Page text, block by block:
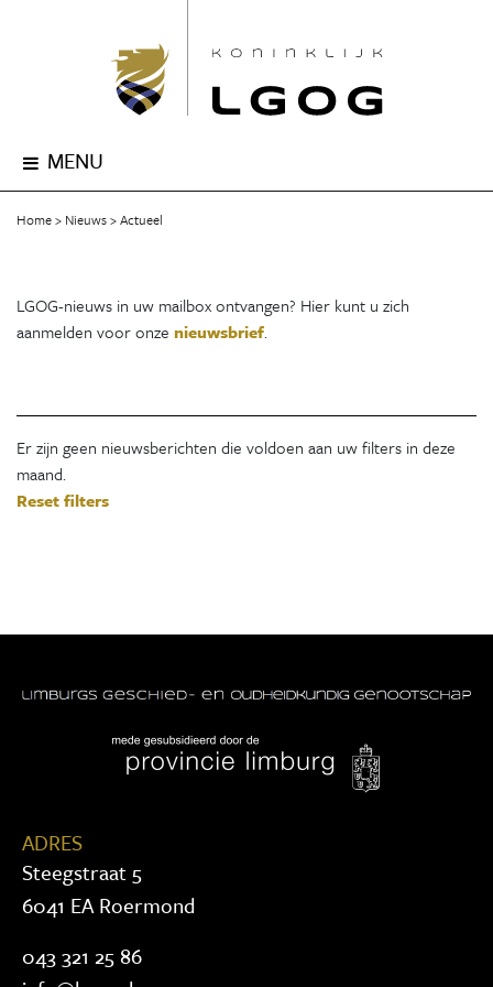
MENU
Home Nieuws Actueel
LGOG-nieuws in uw mailbox ontvangen? Hier kunt u zich
aanmelden voor onze nieuwsbrief.
Er zijn geen nieuwsberichten die voldoen aan uw filters in deze
maand.
Reset filters
ADRES
Steegstraat 5
6041 EA Roermond
043 321 25 86